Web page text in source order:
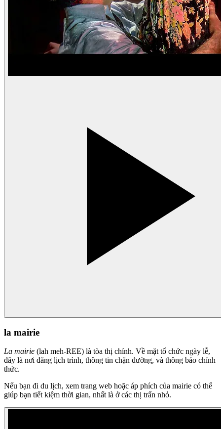
la mairie
La mairie (lah meh-REE) là tòa thị chính. Về mặt tổ chức ngày lễ,
đây là nơi đăng lịch trình, thông tin chặn đường, và thông báo chính
thức.
Nếu bạn đi du lịch, xem trang web hoặc áp phích của mairie có thể
giúp bạn tiết kiệm thời gian, nhất là ở các thị trấn nhỏ.